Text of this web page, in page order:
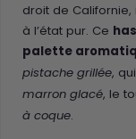
droit de
à l’état pur. Ce
palette
pistache grillée,
marron glacé, le
à coque.